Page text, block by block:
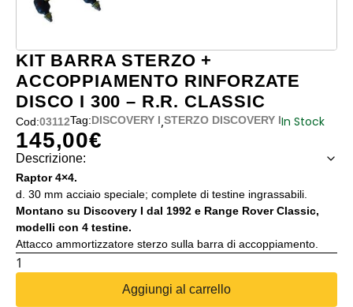
KIT BARRA STERZO +
ACCOPPIAMENTO RINFORZATE
DISCO I 300 – R.R. CLASSIC
Cod:03112Tag:DISCOVERY I,STERZO DISCOVERY IIn Stock
145,00€
Descrizione:
Raptor 4×4.
d. 30 mm acciaio speciale; complete di testine ingrassabili.
Montano su Discovery I dal 1992 e Range Rover Classic,
modelli con 4 testine.
Attacco ammortizzatore sterzo sulla barra di accoppiamento.
KIT
Aggiungi al carrello